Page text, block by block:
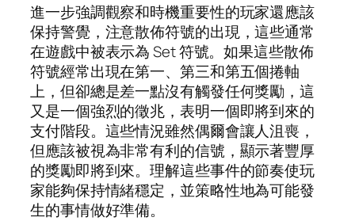
進一步強調觀察和時機重要性的玩家還應該
保持警覺，注意散佈符號的出現，這些通常
在遊戲中被表示為 Set 符號。如果這些散佈
符號經常出現在第一、第三和第五個捲軸
上，但卻總是差一點沒有觸發任何獎勵，這
又是一個強烈的徵兆，表明一個即將到來的
支付階段。這些情況雖然偶爾會讓人沮喪，
但應該被視為非常有利的信號，顯示著豐厚
的獎勵即將到來。理解這些事件的節奏使玩
家能夠保持情緒穩定，並策略性地為可能發
生的事情做好準備。